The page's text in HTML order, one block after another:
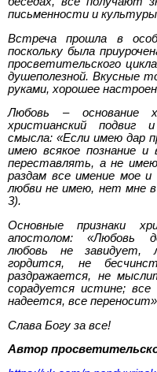
письменности и
Встреча прошла в
поскольку была
просветительского
душеполезной. Вкусные
руками, хорошее
Любовь – основание
христианский подвиг
смысла: «Если имею дар
имею всякое познание
переставлять, а не
раздам все имение мое
любви не имею, нет мне в
3).
Основные признаки
апостолом: «Любовь
любовь не завидует,
гордится, не
раздражается, не
сорадуется истине;
надеется, все
Слава Богу за все!
Автор